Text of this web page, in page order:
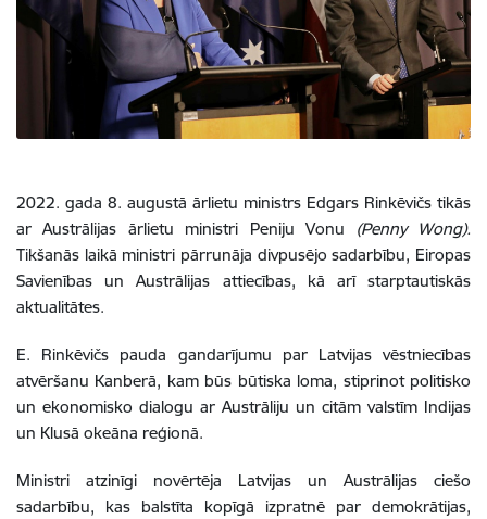
2022. gada 8. augustā ārlietu ministrs Edgars Rinkēvičs tikās
ar Austrālijas ārlietu ministri Peniju Vonu (Penny Wong).
Tikšanās laikā ministri pārrunāja divpusējo sadarbību, Eiropas
Savienības un Austrālijas attiecības, kā arī starptautiskās
aktualitātes.
E. Rinkēvičs pauda gandarījumu par Latvijas vēstniecības
atvēršanu Kanberā, kam būs būtiska loma, stiprinot politisko
un ekonomisko dialogu ar Austrāliju un citām valstīm Indijas
un Klusā okeāna reģionā.
Ministri atzinīgi novērtēja Latvijas un Austrālijas ciešo
sadarbību, kas balstīta kopīgā izpratnē par demokrātijas,